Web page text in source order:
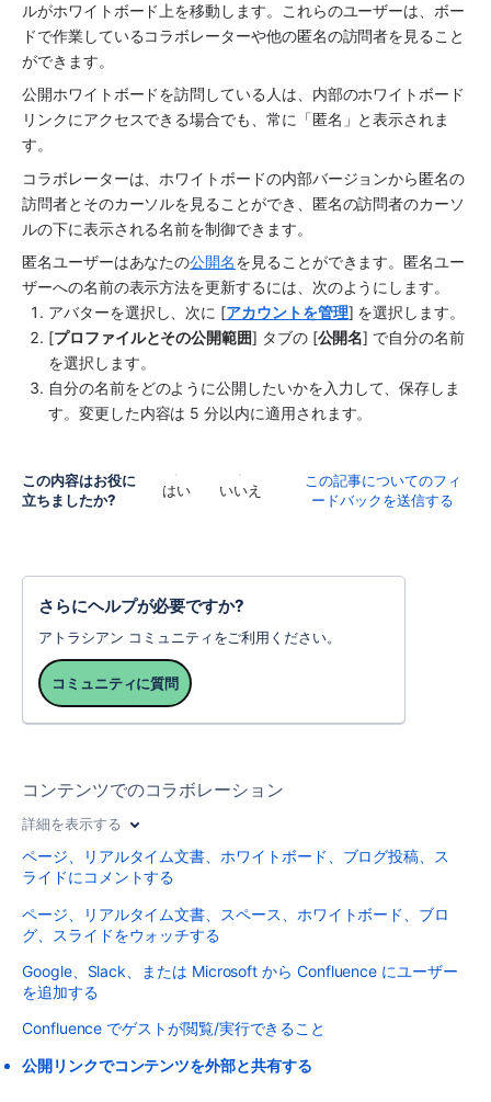
ルがホワイトボード上を移動します。これらのユーザーは、ボー
ドで作業しているコラボレーターや他の匿名の訪問者を見ること
ができます。
公開ホワイトボードを訪問している人は、内部のホワイトボード
リンクにアクセスできる場合でも、常に「匿名」と表示されま
す。
コラボレーターは、ホワイトボードの内部バージョンから匿名の
訪問者とそのカーソルを見ることができ、匿名の訪問者のカーソ
ルの下に表示される名前を制御できます。
匿名ユーザーはあなたの公開名を見ることができます。匿名ユー
ザーへの名前の表示方法を更新するには、次のようにします。
アバターを選択し、次に [アカウントを管理] を選択します。
[プロファイルとその公開範囲] タブの [公開名] で自分の名前
を選択します。
自分の名前をどのように公開したいかを入力して、保存しま
す。変更した内容は 5 分以内に適用されます。
この内容はお役に
立ちましたか?
はい いいえ
この記事についてのフィ
ードバックを送信する
さらにヘルプが必要ですか?
アトラシアン コミュニティをご利用ください。
コミュニティに質問
コンテンツでのコラボレーション
詳細を表示する
ページ、リアルタイム文書、ホワイトボード、ブログ投稿、ス
ライドにコメントする
ページ、リアルタイム文書、スペース、ホワイトボード、ブロ
グ、スライドをウォッチする
Google、Slack、または Microsoft から Confluence にユーザー
を追加する
Confluence でゲストが閲覧/実行できること
公開リンクでコンテンツを外部と共有する